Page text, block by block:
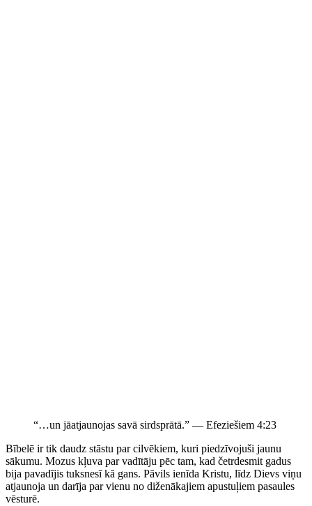
“…un jāatjaunojas savā sirdsprātā.” — Efeziešiem 4:23
Bībelē ir tik daudz stāstu par cilvēkiem, kuri piedzīvojuši jaunu
sākumu. Mozus kļuva par vadītāju pēc tam, kad četrdesmit gadus
bija pavadījis tuksnesī kā gans. Pāvils ienīda Kristu, līdz Dievs viņu
atjaunoja un darīja par vienu no diženākajiem apustuļiem pasaules
vēsturē.